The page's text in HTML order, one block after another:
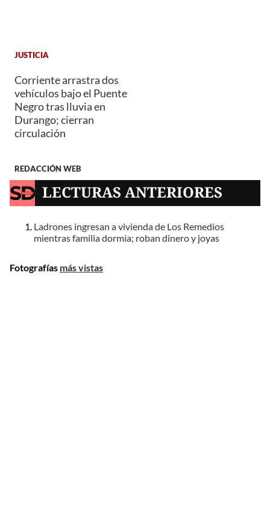
JUSTICIA
Corriente arrastra dos
vehículos bajo el Puente
Negro tras lluvia en
Durango; cierran
circulación
REDACCIÓN WEB
LECTURAS ANTERIORES
Ladrones ingresan a vivienda de Los Remedios
mientras familia dormía; roban dinero y joyas
Fotografías más vistas